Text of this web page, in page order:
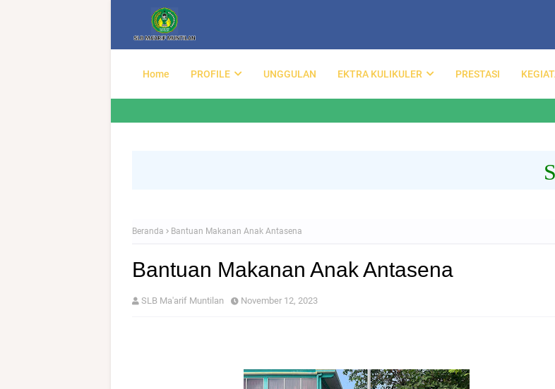
Home PROFILE UNGGULAN EKTRA KULIKULER PRESTASI
Beranda Bantuan Makanan Anak Antasena
Bantuan Makanan Anak Antasena
SLB Ma'arif Muntilan November 12, 2023